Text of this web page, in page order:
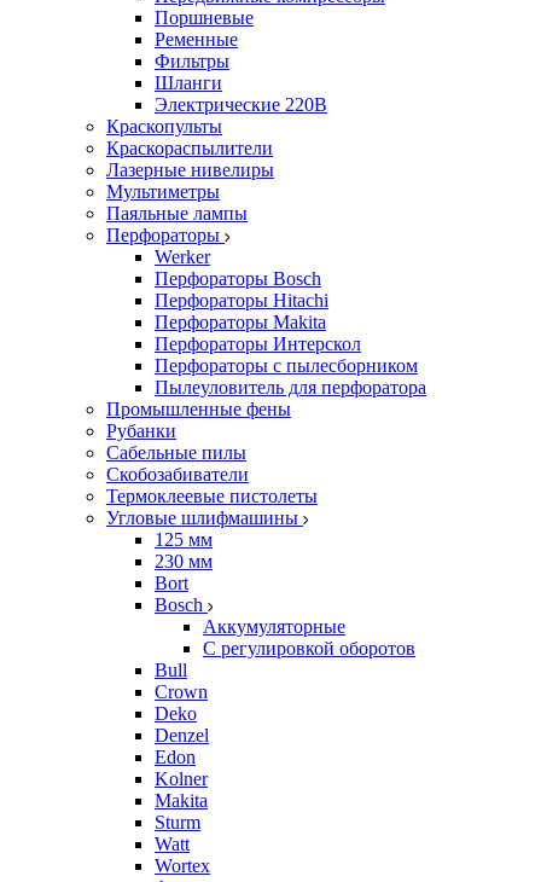
Поршневые
Ременные
Фильтры
Шланги
Электрические 220В
Краскопульты
Краскораспылители
Лазерные нивелиры
Мультиметры
Паяльные лампы
Перфораторы
Werker
Перфораторы Bosch
Перфораторы Hitachi
Перфораторы Makita
Перфораторы Интерскол
Перфораторы с пылесборником
Пылеуловитель для перфоратора
Промышленные фены
Рубанки
Сабельные пилы
Скобозабиватели
Термоклеевые пистолеты
Угловые шлифмашины
125 мм
230 мм
Bort
Bosch
Аккумуляторные
С регулировкой оборотов
Bull
Crown
Deko
Denzel
Edon
Kolner
Makita
Sturm
Watt
Wortex